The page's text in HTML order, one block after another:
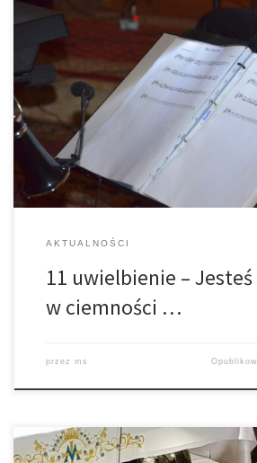
AKTUALNOŚCI
11 uwielbienie – Jesteś
w ciemności …
przez ms